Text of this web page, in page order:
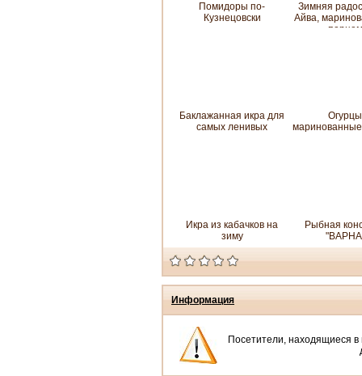
Помидоры по-
Кузнецовски
Зимняя
Айва,
перцем
Баклажанная икра для
самых ленивых
Огурцы
Икра из кабачков на
зиму
Рыбная
Информация
Посетители, находящиеся в